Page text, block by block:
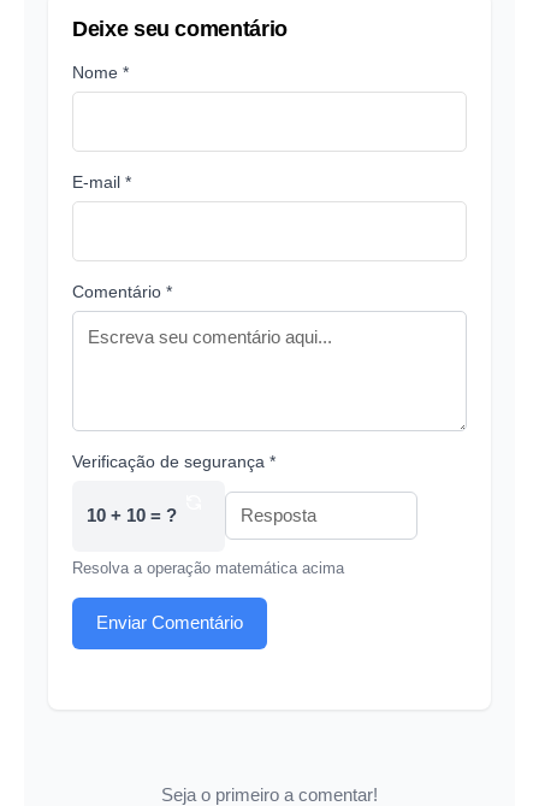
Deixe seu comentário
Nome *
E-mail *
Comentário *
Verificação de segurança *
10 + 10 = ?
Resolva a operação matemática acima
Enviar Comentário
Seja o primeiro a comentar!